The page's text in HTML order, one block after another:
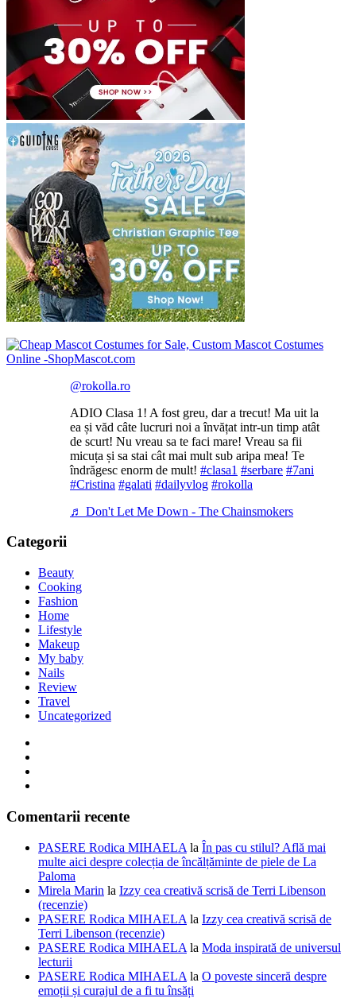
@rokolla.ro
ADIO Clasa 1! A fost greu, dar a trecut! Ma uit la
ea și văd câte lucruri noi a învățat intr-un timp atât
de scurt! Nu vreau sa te faci mare! Vreau sa fii
micuța și sa stai cât mai mult sub aripa mea! Te
îndrăgesc enorm de mult! #clasa1 #serbare #7ani
#Cristina #galati #dailyvlog #rokolla
♬ Don't Let Me Down - The Chainsmokers
Categorii
Beauty
Cooking
Fashion
Home
Lifestyle
Makeup
My baby
Nails
Review
Travel
Uncategorized
Comentarii recente
PASERE Rodica MIHAELA la În pas cu stilul? Află mai
multe aici despre colecția de încălțăminte de piele de La
Paloma
Mirela Marin la Izzy cea creativă scrisă de Terri Libenson
(recenzie)
PASERE Rodica MIHAELA la Izzy cea creativă scrisă de
Terri Libenson (recenzie)
PASERE Rodica MIHAELA la Moda inspirată de universul
lecturii
PASERE Rodica MIHAELA la O poveste sinceră despre
emoții și curajul de a fi tu însăți